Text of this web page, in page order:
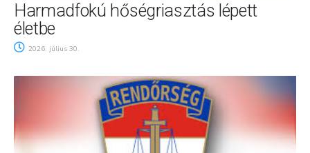
Harmadfokú hőségriasztás lépett
életbe
2026. július 30.